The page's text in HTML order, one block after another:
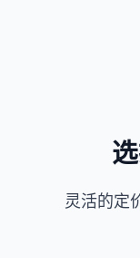
灵活的定